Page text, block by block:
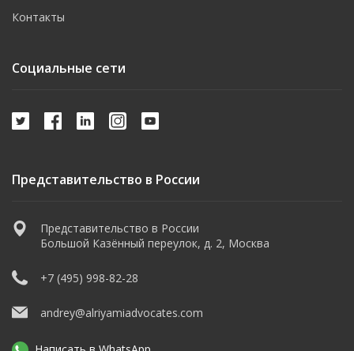
Контакты
Социальные сети
Представительство в России
Представительство в России
Большой Казённый переулок, д. 2, Москва
+7 (495) 998-82-28
andrey@alriyamiadvocates.com